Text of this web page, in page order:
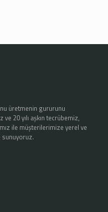
üretmenin gururunu
20 yılı aşkın tecrübemiz,
ile müşterilerimize yerel ve
sunuyoruz.